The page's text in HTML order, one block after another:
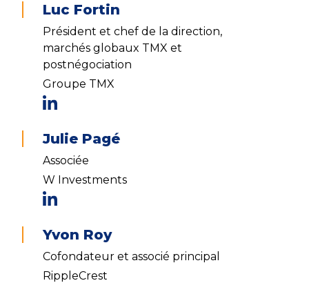
Luc Fortin
Président et chef de la direction,
marchés globaux TMX et
postnégociation
Groupe TMX
Julie Pagé
Associée
W Investments
Yvon Roy
Cofondateur et associé principal
RippleCrest